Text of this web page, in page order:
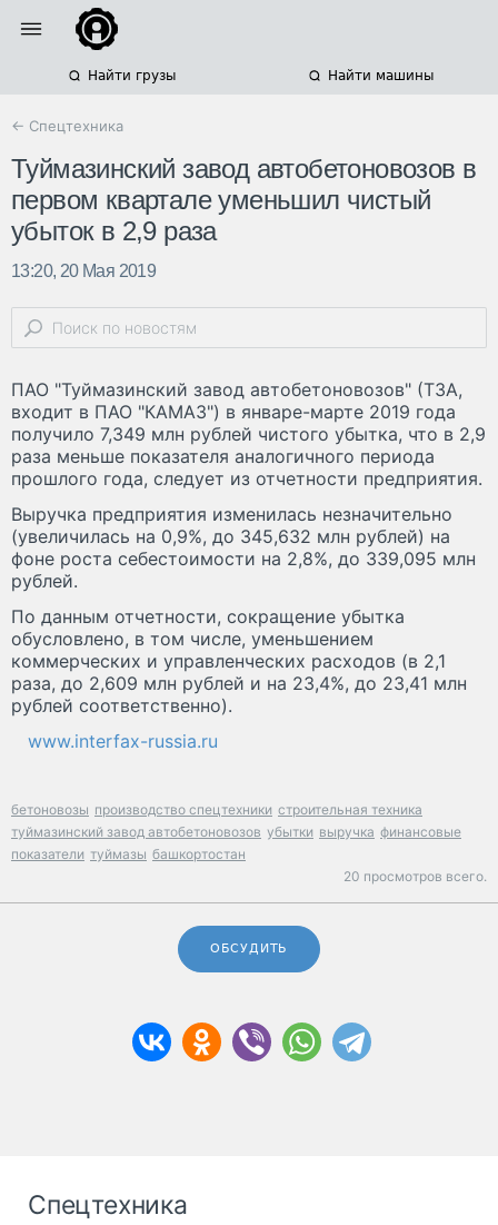
Найти грузы Найти машины
← Спецтехника
Туймазинский завод автобетоновозов в
первом квартале уменьшил чистый
убыток в 2,9 раза
13:20, 20 Мая 2019
ПАО "Туймазинский завод автобетоновозов" (ТЗА,
входит в ПАО "КАМАЗ") в январе-марте 2019 года
получило 7,349 млн рублей чистого убытка, что в 2,9
раза меньше показателя аналогичного периода
прошлого года, следует из отчетности предприятия.
Выручка предприятия изменилась незначительно
(увеличилась на 0,9%, до 345,632 млн рублей) на
фоне роста себестоимости на 2,8%, до 339,095 млн
рублей.
По данным отчетности, сокращение убытка
обусловлено, в том числе, уменьшением
коммерческих и управленческих расходов (в 2,1
раза, до 2,609 млн рублей и на 23,4%, до 23,41 млн
рублей соответственно).
www.interfax-russia.ru
бетоновозы производство спецтехники строительная техника
туймазинский завод автобетоновозов убытки выручка финансовые
показатели туймазы башкортостан
20 просмотров всего.
ОБСУДИТЬ
Спецтехника